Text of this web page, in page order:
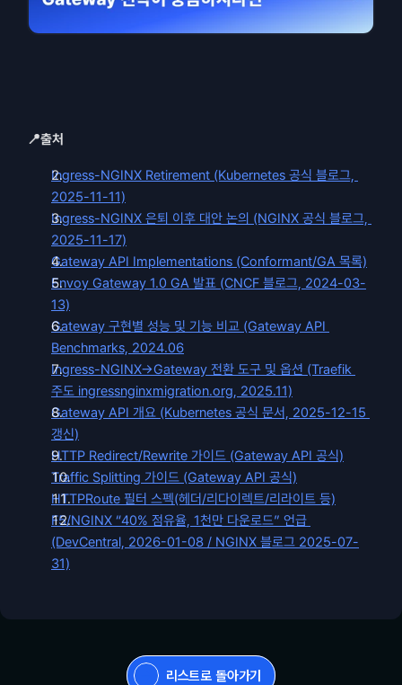
📍출처
Ingress-NGINX Retirement (Kubernetes 공식 블로그,
2025-11-11)
Ingress-NGINX 은퇴 이후 대안 논의 (NGINX 공식 블로그,
2025-11-17)
Gateway API Implementations (Conformant/GA 목록)
Envoy Gateway 1.0 GA 발표 (CNCF 블로그, 2024-03-
13)
Gateway 구현별 성능 및 기능 비교 (Gateway API
Benchmarks, 2024.06
Ingress-NGINX→Gateway 전환 도구 및 옵션 (Traefik
주도 ingressnginxmigration.org, 2025.11)
Gateway API 개요 (Kubernetes 공식 문서, 2025-12-15
갱신)
HTTP Redirect/Rewrite 가이드 (Gateway API 공식)
Traffic Splitting 가이드 (Gateway API 공식)
HTTPRoute 필터 스펙(헤더/리다이렉트/리라이트 등)
F5/NGINX “40% 점유율, 1천만 다운로드” 언급
(DevCentral, 2026-01-08 / NGINX 블로그 2025-07-
31)
리스트로 돌아가기